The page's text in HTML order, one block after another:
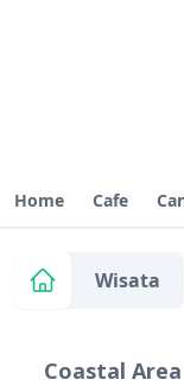
Home Cafe
Wisata
Coastal